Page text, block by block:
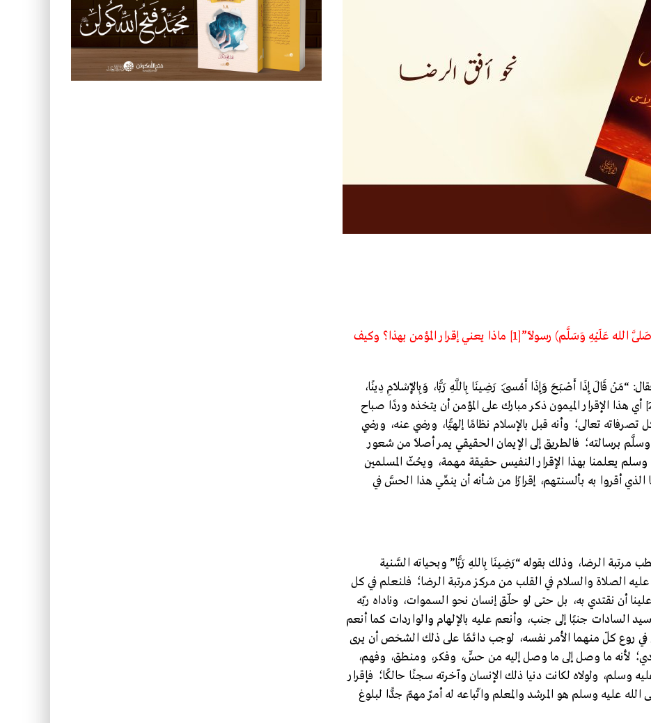
سؤال: “رَضِينَا بِالله رَبًّا وَبِالإِسْلاَمِ دِينًا وَبِمُحَمَّدٍ (صَلَّى الله عَلَيْهِ وَسَلَّم) رسولًا”[1] ماذا يعني إقرار المؤمن بهذا؟ وكيف
“مَنْ قَالَ إِذَا أَصْبَحَ وَإِذَا أَمْسَى: رَضِينَا بِاللَّهِ رَبًّا، وَبِالْإِسْلَامِ دِينًا،
وَبِمُحَمَّدٍ رَسُولًا، إِلَّا كَانَ حَقًّا عَلَى اللَّهِ أَنْ يُرْضِيَهُ”[2] أي هذا الإقرار الميمون ذكر مبارك على المؤمن أن يتخذه وردًا صباح
تصرفاته تعالى؛ وأنه قبل بالإسلام نظامًا إلهيًّا، ورضي عنه، ورضي
برسالته؛ فالطريق إلى الإيمان الحقيقي يمر أصلًا من شعور
يعلمنا بهذا الإقرار النفيس حقيقة مهمة، ويحُثّ المسلمين
الذي أقروا به بألسنتهم، إقرارًا من شأنه أن ينمِّي هذا الحسَّ في
الرضا، وذلك بقوله “رَضِينَا بِاللهِ رَبًّا” وبحياته السَّنية
الصلاة والسلام في القلب من مركز مرتبة الرضا؛ فلنعلم في كل
وعلينا أن نقتدي به، بل حتى لو حلّق إنسان نحو السموات، وناداه ربّه
جنبًا إلى جنب، وأنعم عليه بالإلهام والواردات كما أنعم
في روع كلّ منهما الأمر نفسه، لوجب دائمًا على ذلك الشخص أن يرى
لأنه ما وصل إلى ما وصل إليه من حسٍّ، وفكر، ومنطق، وفهم،
وسلم، ولولاه لكانت دنيا ذلك الإنسان وآخرته سجنًا حالكًا؛ فإقرار
عليه وسلم هو المرشد والمعلم واتّباعه له أمرٌ مهمّ جدًّا لبلوغ